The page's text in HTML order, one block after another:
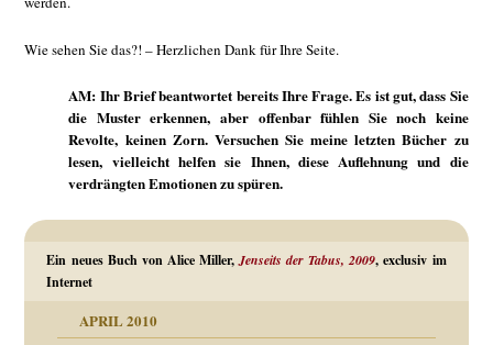
Wie sehen Sie das?! – Herzlichen Dank für Ihre Seite.
AM: Ihr Brief beantwortet bereits Ihre Frage. Es ist gut, dass Sie
die Muster erkennen, aber offenbar fühlen Sie noch keine
Revolte, keinen Zorn. Versuchen Sie meine letzten Bücher zu
lesen, vielleicht helfen sie Ihnen, diese Auflehnung und die
verdrängten Emotionen zu spüren.
Ein neues Buch von Alice Miller,Jenseits der Tabus, 2009, exclusiv im
Internet
APRIL 2010